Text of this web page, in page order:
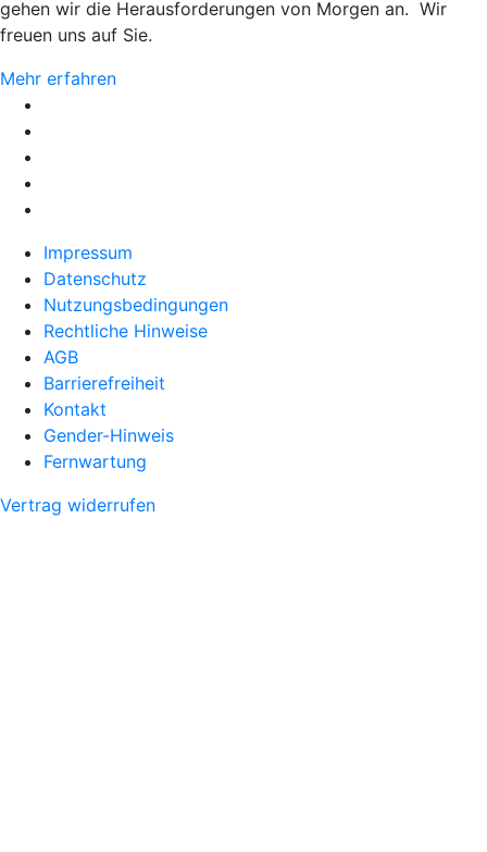
gehen wir die Herausforderungen von Morgen an. Wir
freuen uns auf Sie.
Mehr erfahren
Impressum
Datenschutz
Nutzungsbedingungen
Rechtliche Hinweise
AGB
Barrierefreiheit
Kontakt
Gender-Hinweis
Fernwartung
Vertrag widerrufen